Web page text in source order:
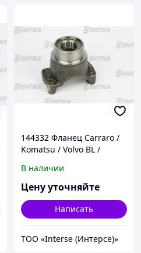
144332 Фланец Carraro /
Komatsu / Volvo BL /
В наличии
Цену уточняйте
Написать
ТОО «Interse (Интерсе)»